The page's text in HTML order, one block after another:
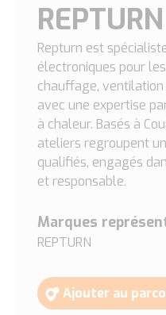
REPTURN
Repturn est
électroniques pour
chauffage, ventilation
avec une expertise
à chaleur. Basés à
ateliers regroupent
qualifiés, engagés
et responsable.
Marques
REPTURN
Ajouter au